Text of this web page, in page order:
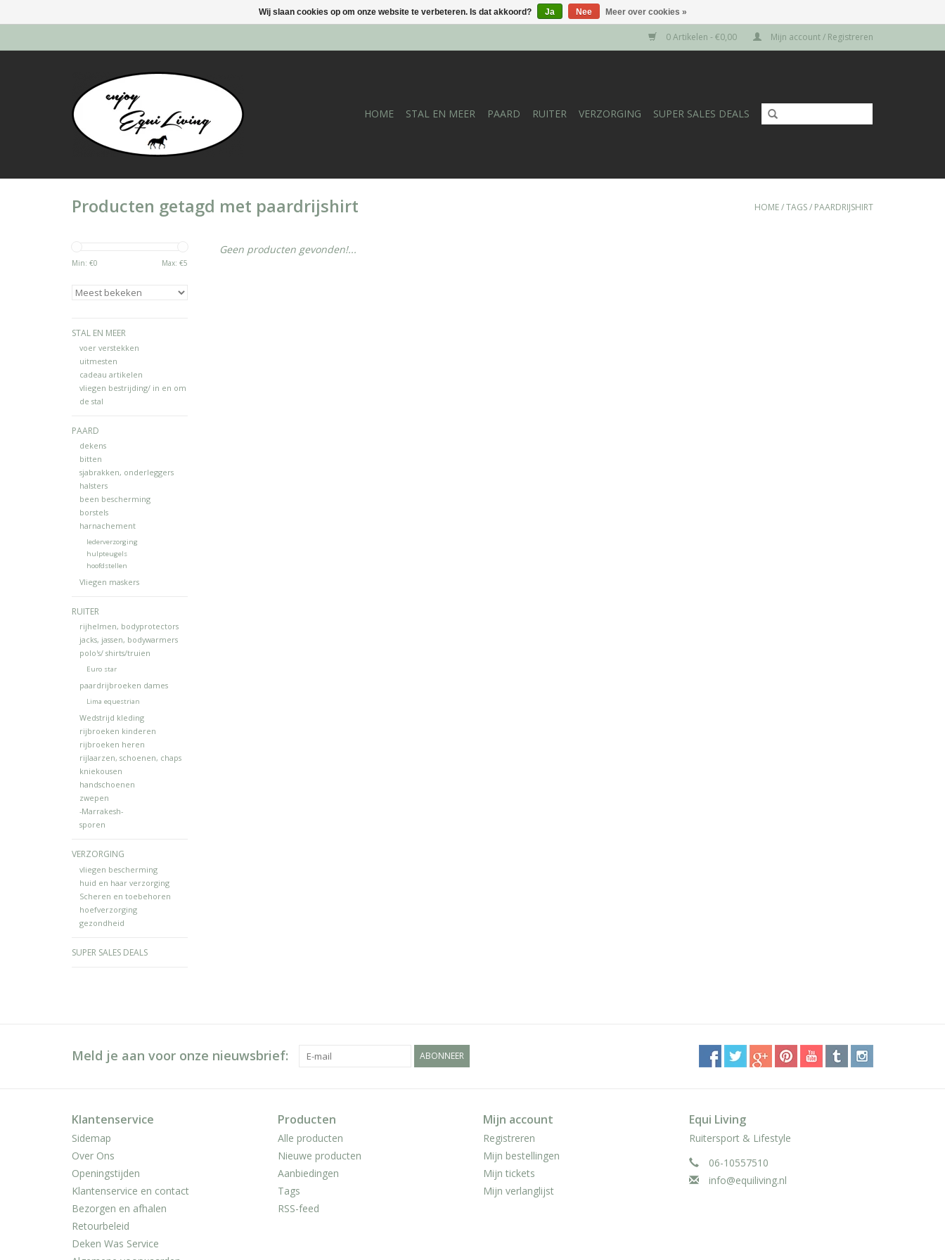
0 Artikelen - €0,00 Mijn account / Registreren
HOME STAL EN MEER PAARD RUITER VERZORGING SUPER SALES DEALS
Producten getagd met paardrijshirt HOME/TAGS/ PAARDRIJSHIRT
Min: €0 Max: €5
STAL EN MEER
voer verstekken
uitmesten
cadeau artikelen
vliegen bestrijding/ in en om
de stal
PAARD
dekens
bitten
sjabrakken, onderleggers
halsters
been bescherming
borstels
harnachement
lederverzorging
hulpteugels
hoofdstellen
Vliegen maskers
RUITER
rijhelmen, bodyprotectors
jacks, jassen, bodywarmers
polo's/ shirts/truien
Euro star
paardrijbroeken dames
Lima equestrian
Wedstrijd kleding
rijbroeken kinderen
rijbroeken heren
rijlaarzen, schoenen, chaps
kniekousen
handschoenen
zwepen
-Marrakesh-
sporen
VERZORGING
vliegen bescherming
huid en haar verzorging
Scheren en toebehoren
hoefverzorging
gezondheid
SUPER SALES DEALS
Geen producten gevonden!...
Meld je aan voor onze nieuwsbrief: ABONNEER
Klantenservice
Sidemap
Over Ons
Openingstijden
Klantenservice en contact
Bezorgen en afhalen
Retourbeleid
Deken Was Service
Producten
Alle producten
Nieuwe producten
Aanbiedingen
Tags
RSS-feed
Mijn account
Registreren
Mijn bestellingen
Mijn tickets
Mijn verlanglijst
Equi Living
Ruitersport & Lifestyle
06-10557510
info@equiliving.nl
Wij slaan cookies op om onze website te verbeteren. Is dat akkoord? Ja Nee Meer over cookies »